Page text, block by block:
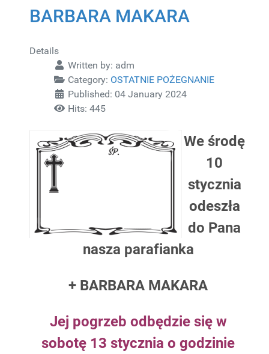
BARBARA MAKARA
Details
Written by: adm
Category: OSTATNIE POŻEGNANIE
Published: 04 January 2024
Hits: 445
We środę
10
stycznia
odeszła
do Pana
nasza parafianka
+ BARBARA MAKARA
Jej pogrzeb odbędzie się w
sobotę 13 stycznia o godzinie